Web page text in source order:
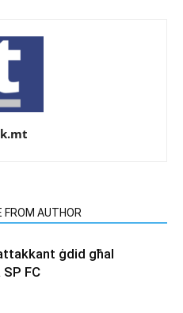
FROM AUTHOR
ġdid għal
FC